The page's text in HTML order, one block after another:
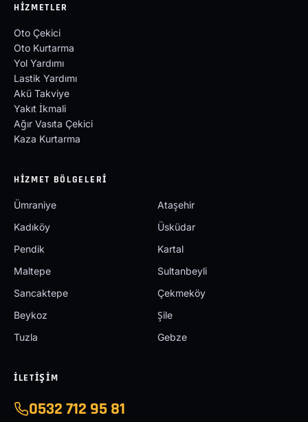
HIZMETLER
Oto Çekici
Oto Kurtarma
Yol Yardımı
Lastik Yardımı
Akü Takviye
Yakıt İkmali
Ağır Vasıta Çekici
Kaza Kurtarma
HIZMET BÖLGELERI
Ümraniye
Ataşehir
Kadıköy
Üsküdar
Pendik
Kartal
Maltepe
Sultanbeyli
Sancaktepe
Çekmeköy
Beykoz
Şile
Tuzla
Gebze
İLETIŞIM
0532 712 95 81